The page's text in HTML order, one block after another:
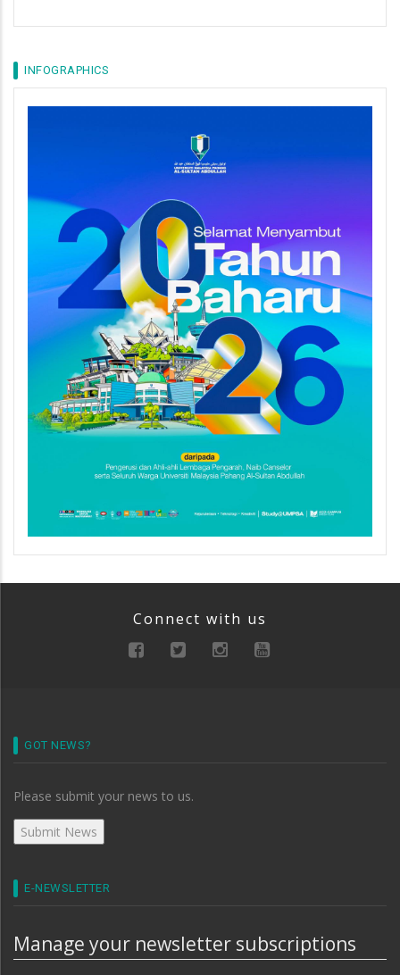
INFOGRAPHICS
Connect with us
GOT NEWS?
Please submit your news to us.
E-NEWSLETTER
Manage your newsletter subscriptions